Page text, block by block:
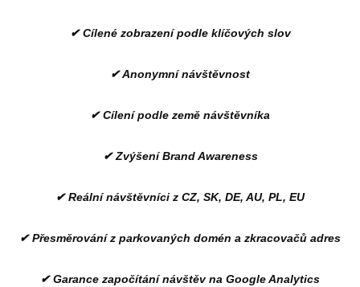
✔ Cílené zobrazení podle klíčových slov
✔ Anonymní návštěvnost
✔ Cílení podle země návštěvníka
✔ Zvýšení Brand Awareness
✔ Reální návštěvníci z CZ, SK, DE, AU, PL, EU
✔ Přesměrování z parkovaných domén a zkracovačů adres
✔ Garance započítání návštěv na Google Analytics